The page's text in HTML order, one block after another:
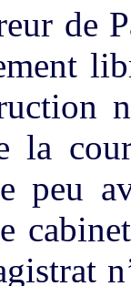
de
la
peu